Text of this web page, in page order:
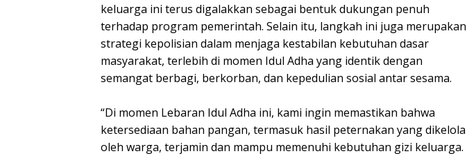
keluarga ini terus digalakkan sebagai bentuk dukungan penuh
terhadap program pemerintah. Selain itu, langkah ini juga merupakan
strategi kepolisian dalam menjaga kestabilan kebutuhan dasar
masyarakat, terlebih di momen Idul Adha yang identik dengan
semangat berbagi, berkorban, dan kepedulian sosial antar sesama.
“Di momen Lebaran Idul Adha ini, kami ingin memastikan bahwa
ketersediaan bahan pangan, termasuk hasil peternakan yang dikelola
oleh warga, terjamin dan mampu memenuhi kebutuhan gizi keluarga.